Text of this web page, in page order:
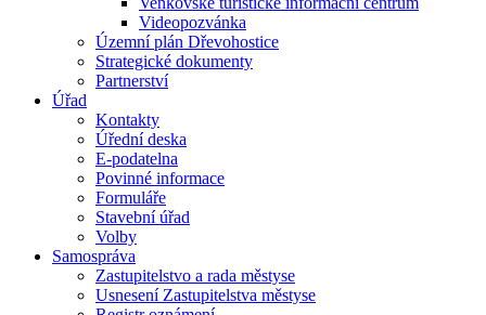
Videopozvánka
Územní plán Dřevohostice
Strategické dokumenty
Partnerství
Úřad
Kontakty
Úřední deska
E-podatelna
Povinné informace
Formuláře
Stavební úřad
Volby
Samospráva
Zastupitelstvo a rada městyse
Usnesení Zastupitelstva městyse